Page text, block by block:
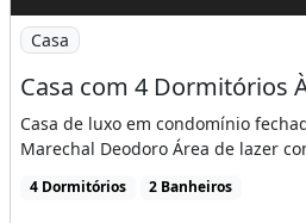
Imagem: Casa com 4
Casa
Casa de luxo em condomínio
Marechal Deodoro Área de lazer
4 Dormitórios 2 Banheiros